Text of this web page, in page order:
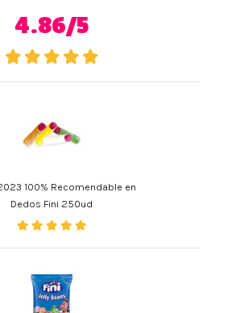
4.86/5
100% Recomendable en
Dedos Fini 250ud